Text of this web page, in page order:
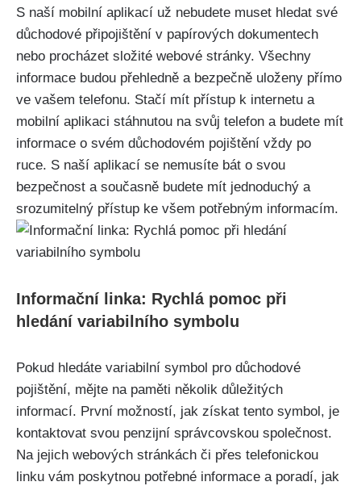
S naší mobilní aplikací už nebudete muset hledat své
důchodové připojištění v papírových dokumentech
nebo procházet složité webové stránky. Všechny
informace budou přehledně a bezpečně uloženy přímo
ve vašem telefonu. Stačí mít přístup k internetu a
mobilní aplikaci stáhnutou na svůj telefon a budete mít
informace o svém důchodovém pojištění vždy po
ruce. S naší aplikací se nemusíte bát o svou
bezpečnost a současně budete mít jednoduchý a
srozumitelný přístup ke všem potřebným informacím.
Informační linka: Rychlá pomoc při
hledání variabilního symbolu
Pokud hledáte variabilní symbol pro důchodové
pojištění, mějte na paměti několik důležitých
informací. První možností, jak získat tento symbol, je
kontaktovat svou penzijní správcovskou společnost.
Na jejich webových stránkách či přes telefonickou
linku vám poskytnou potřebné informace a poradí, jak